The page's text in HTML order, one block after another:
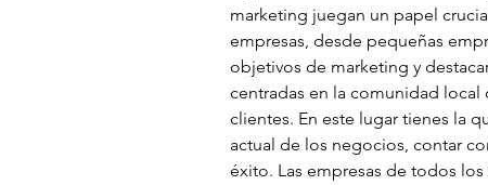
marketing juegan un papel
empresas, desde pequeñas
objetivos de marketing y
centradas en la comunidad
clientes. En este lugar tienes la
actual de los negocios, contar
éxito. Las empresas de todos